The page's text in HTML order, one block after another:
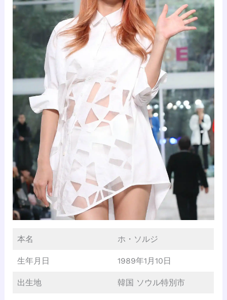
本名 ホ・ソルジ
生年月日 1989年1月10日
出生地 韓国 ソウル特別市